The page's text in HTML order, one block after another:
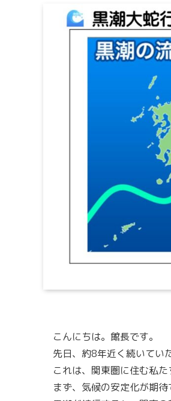
こんにちは。館長です。
先日、約8年近く続いてい
これは、関東圏に住む私
まず、気候の安定化が期待